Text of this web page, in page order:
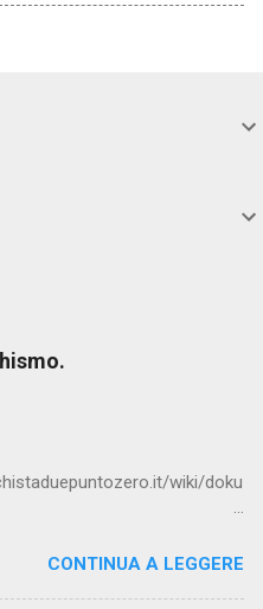
wiki/doku
CONTINUA A LEGGERE